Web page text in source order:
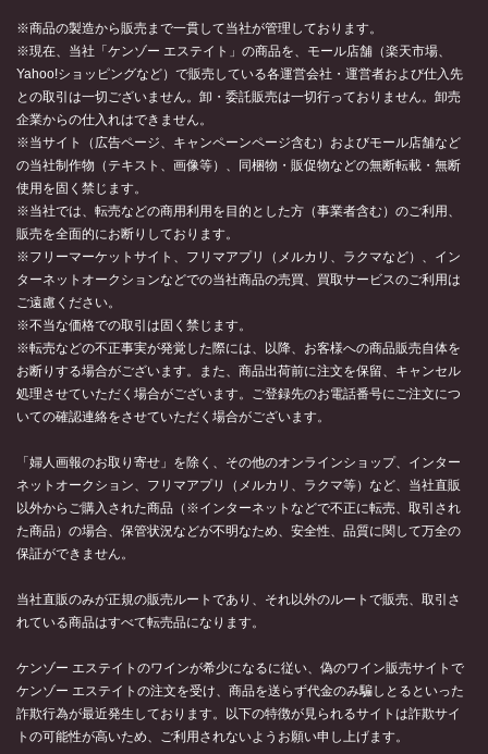
※商品の製造から販売まで一貫して当社が管理しております。
※現在、当社「ケンゾー エステイト」の商品を、モール店舗（楽天市場、
Yahoo!ショッピングなど）で販売している各運営会社・運営者および仕入先
との取引は一切ございません。卸・委託販売は一切行っておりません。卸売
企業からの仕入れはできません。
※当サイト（広告ページ、キャンペーンページ含む）およびモール店舗など
の当社制作物（テキスト、画像等）、同梱物・販促物などの無断転載・無断
使用を固く禁じます。
※当社では、転売などの商用利用を目的とした方（事業者含む）のご利用、
販売を全面的にお断りしております。
※フリーマーケットサイト、フリマアプリ（メルカリ、ラクマなど）、イン
ターネットオークションなどでの当社商品の売買、買取サービスのご利用は
ご遠慮ください。
※不当な価格での取引は固く禁じます。
※転売などの不正事実が発覚した際には、以降、お客様への商品販売自体を
お断りする場合がございます。また、商品出荷前に注文を保留、キャンセル
処理させていただく場合がございます。ご登録先のお電話番号にご注文につ
いての確認連絡をさせていただく場合がございます。
「婦人画報のお取り寄せ」を除く、その他のオンラインショップ、インター
ネットオークション、フリマアプリ（メルカリ、ラクマ等）など、当社直販
以外からご購入された商品（※インターネットなどで不正に転売、取引され
た商品）の場合、保管状況などが不明なため、安全性、品質に関して万全の
保証ができません。
当社直販のみが正規の販売ルートであり、それ以外のルートで販売、取引さ
れている商品はすべて転売品になります。
ケンゾー エステイトのワインが希少になるに従い、偽のワイン販売サイトで
ケンゾー エステイトの注文を受け、商品を送らず代金のみ騙しとるといった
詐欺行為が最近発生しております。以下の特徴が見られるサイトは詐欺サイ
トの可能性が高いため、ご利用されないようお願い申し上げます。